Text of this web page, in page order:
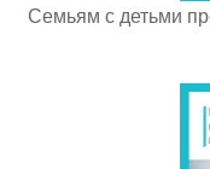
Семьям с детьми